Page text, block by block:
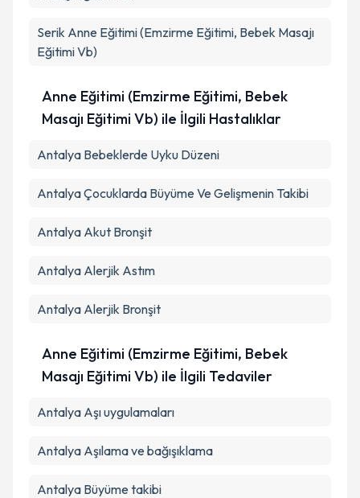
Takvim Talebini Gönder
Serik Anne Eğitimi (Emzirme Eğitimi, Bebek Masajı
Eğitimi Vb)
Anne Eğitimi (Emzirme Eğitimi, Bebek
Masajı Eğitimi Vb) ile İlgili Hastalıklar
Antalya Bebeklerde Uyku Düzeni
Antalya Çocuklarda Büyüme Ve Gelişmenin Takibi
Antalya Akut Bronşit
Antalya Alerjik Astım
Antalya Alerjik Bronşit
Anne Eğitimi (Emzirme Eğitimi, Bebek
Masajı Eğitimi Vb) ile İlgili Tedaviler
Antalya Aşı uygulamaları
Antalya Aşılama ve bağışıklama
Antalya Büyüme takibi